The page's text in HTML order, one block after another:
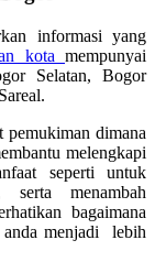
informasi yang
kotamempunyai
Selatan, Bogor
dimana
melengkapi
seperti untuk
serta menambah
bagaimana
anda menjadi lebih